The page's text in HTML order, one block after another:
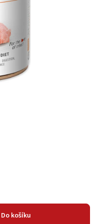
Do košíku